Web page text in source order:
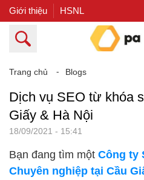
Giới thiệu HSNL
Trang chủ ⁃ Blogs
Dịch vụ SEO từ khóa
Giấy & Hà Nội
18/09/2021 - 15:41
Bạn đang tìm một Công ty
Chuyên nghiệp tại Cầu